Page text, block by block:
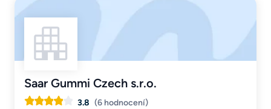
Saar Gummi Czech s.r.o.
3.8 (6 hodnocení)